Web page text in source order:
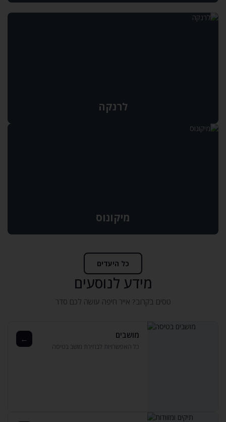
לרנקה
מיקונוס
כל היעדים
מידע לנוסעים
טסים בקרוב? אייר חיפה עושה לכם סדר
מושבים
כל האפשרויות לבחירת מושב בטיסה
←